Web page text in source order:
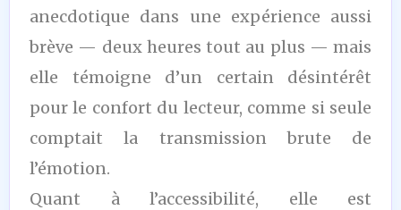
anecdotique dans une expérience aussi
brève — deux heures tout au plus — mais
elle témoigne d’un certain désintérêt
pour le confort du lecteur, comme si seule
comptait la transmission brute de
l’émotion.
Quant à l’accessibilité, elle est